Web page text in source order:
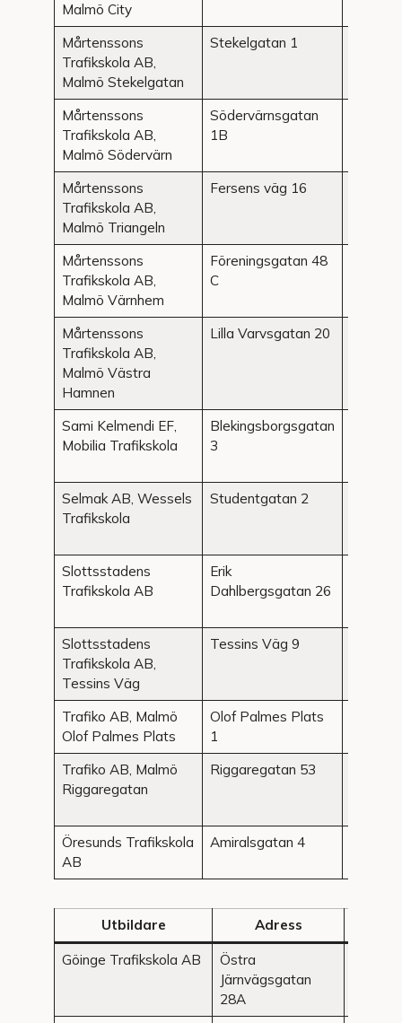
Malmö City
Mårtenssons
Trafikskola AB,
Malmö Stekelgatan
Stekelgatan 1
Mårtenssons
Trafikskola AB,
Malmö Södervärn
Södervärnsgatan
1B
Mårtenssons
Trafikskola AB,
Malmö Triangeln
Fersens väg 16
Mårtenssons
Trafikskola AB,
Malmö Värnhem
Föreningsgatan 48
C
Mårtenssons
Trafikskola AB,
Malmö Västra
Hamnen
Lilla Varvsgatan 20
Sami Kelmendi EF,
Mobilia Trafikskola
Blekingsborgsgatan
3
Selmak AB, Wessels
Trafikskola
Studentgatan 2
Slottsstadens
Trafikskola AB
Erik
Dahlbergsgatan 26
Slottsstadens
Trafikskola AB,
Tessins Väg
Tessins Väg 9
Trafiko AB, Malmö
Olof Palmes Plats
Olof Palmes Plats
1
Trafiko AB, Malmö
Riggaregatan
Riggaregatan 53
Öresunds Trafikskola
AB
Amiralsgatan 4
Utbildare Adress
Göinge Trafikskola AB
Östra
Järnvägsgatan
28A